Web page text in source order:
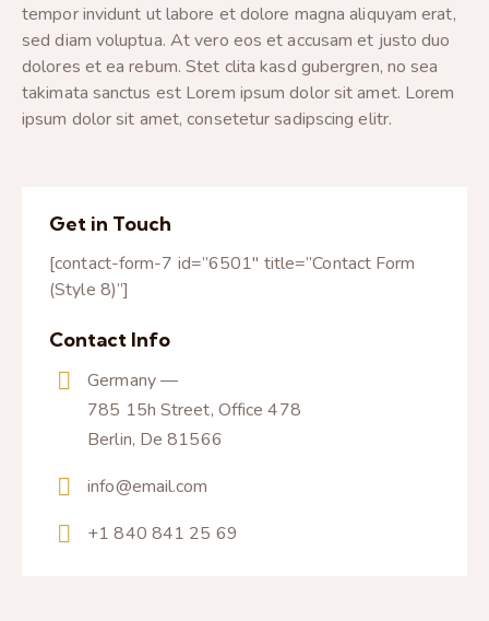
tempor invidunt ut labore et dolore magna aliquyam erat,
sed diam voluptua. At vero eos et accusam et justo duo
dolores et ea rebum. Stet clita kasd gubergren, no sea
takimata sanctus est Lorem ipsum dolor sit amet. Lorem
ipsum dolor sit amet, consetetur sadipscing elitr.
Get in Touch
[contact-form-7 id=”6501″ title=”Contact Form
(Style 8)”]
Contact Info
Germany —
785 15h Street, Office 478
Berlin, De 81566
info@email.com
+1 840 841 25 69